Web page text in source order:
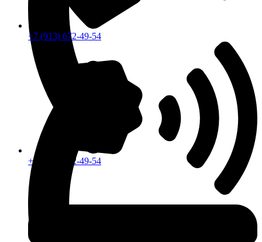
+7 (913) 672-49-54
+7 (913) 672-49-54